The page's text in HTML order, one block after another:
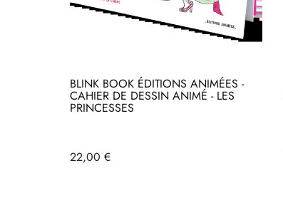
BLINK BOOK ÉDITIONS ANIMÉES -
CAHIER DE DESSIN ANIMÉ - LES
PRINCESSES
Prix
22,00 €